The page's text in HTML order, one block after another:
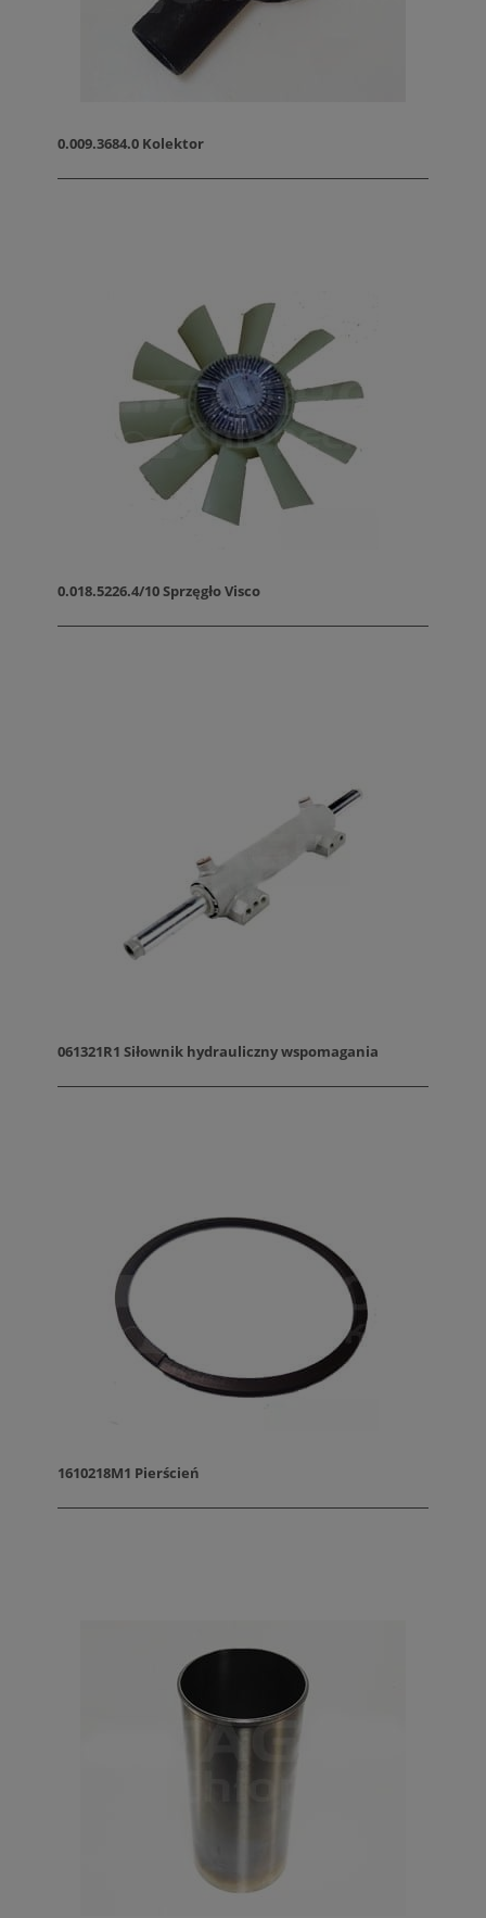
0.009.3684.0 Kolektor
0.018.5226.4/10 Sprzęgło Visco
061321R1 Siłownik hydrauliczny wspomagania
1610218M1 Pierścień